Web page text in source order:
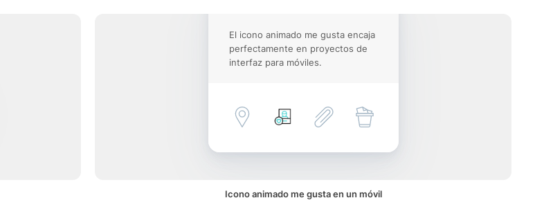
El icono animado me gusta encaja
perfectamente en proyectos de
interfaz para móviles.
Icono animado me gusta en un móvil